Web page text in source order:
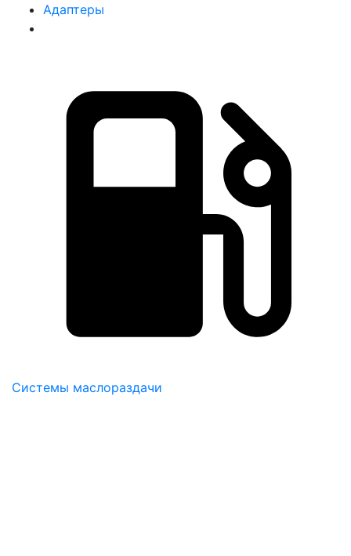
Адаптеры
Системы маслораздачи